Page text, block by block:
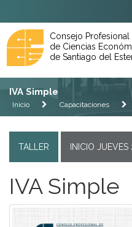
Consejo Profesional
de Ciencias
de Santiago del
IVA Simple
Inicio Capacitaciones
TALLER INICIO
IVA Simple